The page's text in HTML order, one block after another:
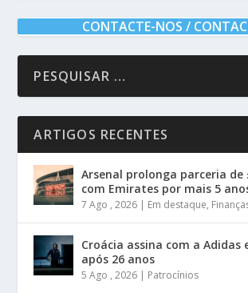
CONTACTE-NOS /
ARTIGOS RECENTES
Arsenal prolonga parceria de
com Emirates por mais 5
7 Ago , 2026 | Em destaque,
Croácia assina com a Adidas
após 26 anos
5 Ago , 2026 | Patrocínios